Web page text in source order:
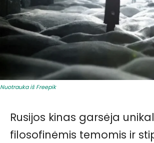
Nuotrauka iš Freepik
Rusijos kinas garsėja
filosofinėmis temomis ir